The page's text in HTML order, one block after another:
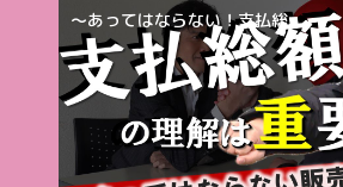
～あってはならない！支払総...